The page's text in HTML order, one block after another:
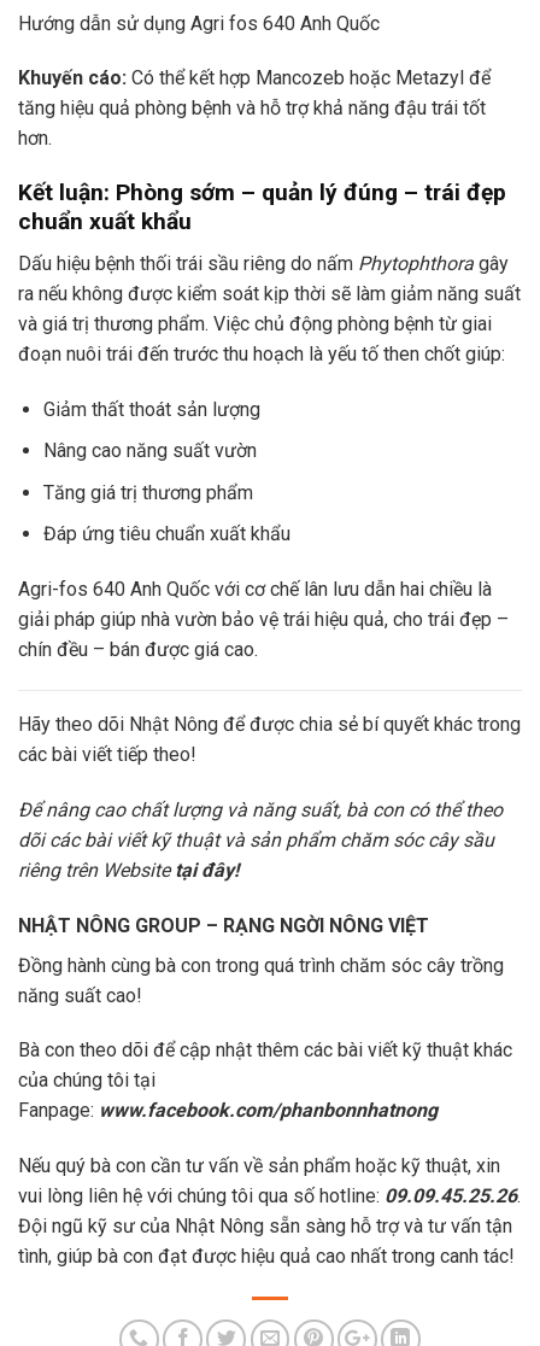
Hướng dẫn sử dụng Agri fos 640 Anh Quốc
Khuyến cáo: Có thể kết hợp Mancozeb hoặc Metazyl để
tăng hiệu quả phòng bệnh và hỗ trợ khả năng đậu trái tốt
hơn.
Kết luận: Phòng sớm – quản lý đúng – trái đẹp
chuẩn xuất khẩu
Dấu hiệu bệnh thối trái sầu riêng do nấm Phytophthora gây
ra nếu không được kiểm soát kịp thời sẽ làm giảm năng suất
và giá trị thương phẩm. Việc chủ động phòng bệnh từ giai
đoạn nuôi trái đến trước thu hoạch là yếu tố then chốt giúp:
Giảm thất thoát sản lượng
Nâng cao năng suất vườn
Tăng giá trị thương phẩm
Đáp ứng tiêu chuẩn xuất khẩu
Agri-fos 640 Anh Quốc với cơ chế lân lưu dẫn hai chiều là
giải pháp giúp nhà vườn bảo vệ trái hiệu quả, cho trái đẹp –
chín đều – bán được giá cao.
Hãy theo dõi Nhật Nông để được chia sẻ bí quyết khác trong
các bài viết tiếp theo!
Để nâng cao chất lượng và năng suất, bà con có thể theo
dõi các bài viết kỹ thuật và sản phẩm chăm sóc cây sầu
riêng trên Websitetại đây!
NHẬT NÔNG GROUP – RẠNG NGỜI NÔNG VIỆT
Đồng hành cùng bà con trong quá trình chăm sóc cây trồng
năng suất cao!
Bà con theo dõi để cập nhật thêm các bài viết kỹ thuật khác
của chúng tôi tại
Fanpage: www.facebook.com/phanbonnhatnong
Nếu quý bà con cần tư vấn về sản phẩm hoặc kỹ thuật, xin
vui lòng liên hệ với chúng tôi qua số hotline: 09.09.45.25.26.
Đội ngũ kỹ sư của Nhật Nông sẵn sàng hỗ trợ và tư vấn tận
tình, giúp bà con đạt được hiệu quả cao nhất trong canh tác!